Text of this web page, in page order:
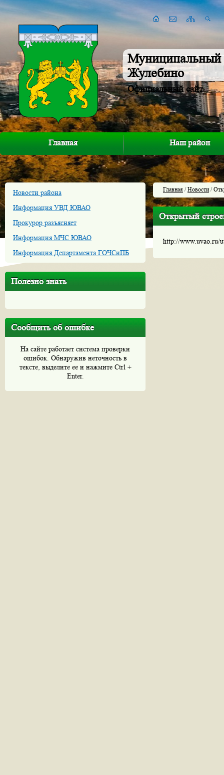
Муниципальный
Жулебино
Официальный сайт
Главная Наш район
Новости района
Информация УВД ЮВАО
Прокурор разъясняет
Информация МЧС ЮВАО
Информация Департамента ГОЧСиПБ
Полезно знать
Сообщить об ошибке
На сайте работает система проверки
ошибок. Обнаружив неточность в
тексте, выделите ее и нажмите Ctrl +
Enter.
Главная /Новости/
Открытый
http://www.uvao.ru/